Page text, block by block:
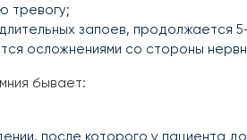
тревогу;
запоев, продолжается
осложнениями со стороны
бывает:
после которого у пациента